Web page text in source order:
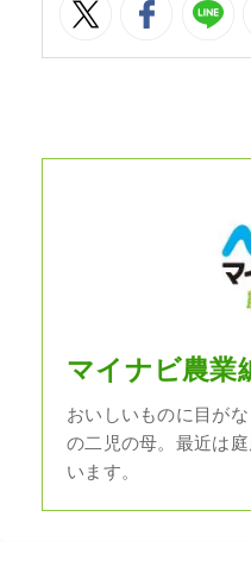
マイナビ農業
おいしいものに目が
の二児の母。最近は
います。